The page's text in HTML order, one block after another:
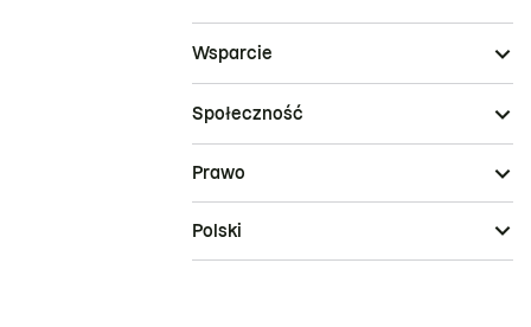
Wsparcie
Społeczność
Prawo
Polski